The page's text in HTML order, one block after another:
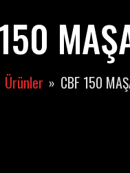
Ürünler CBF 150